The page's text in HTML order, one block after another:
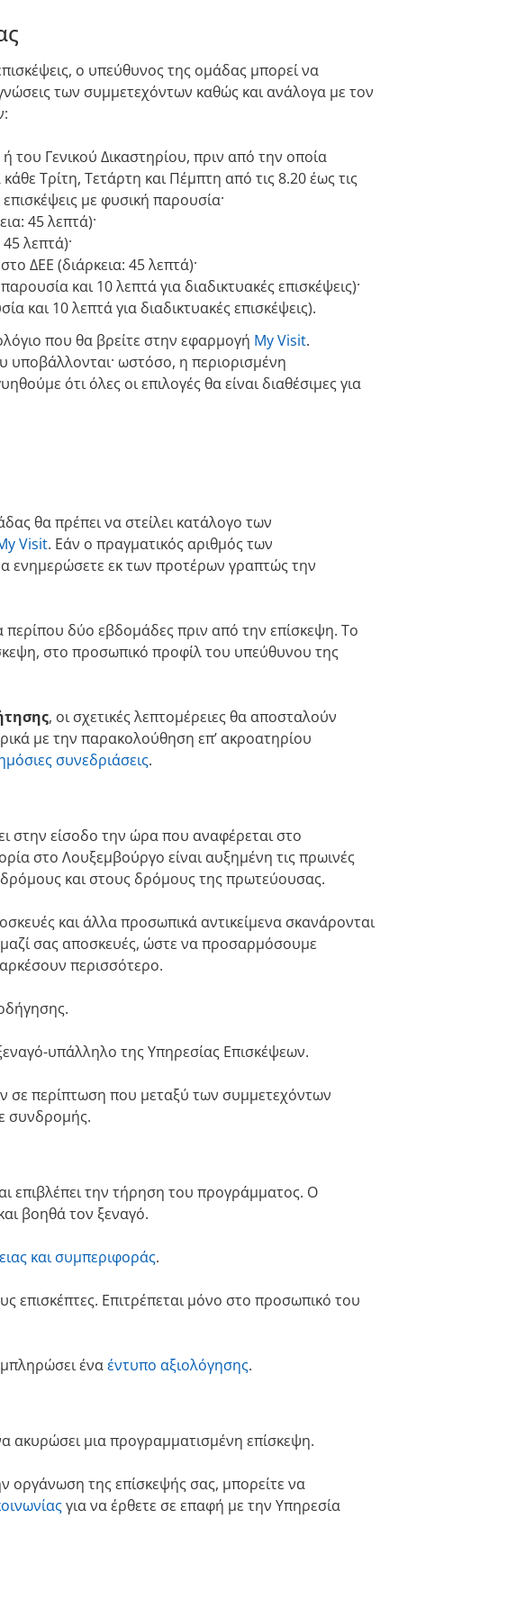
ο υπεύθυνος της ομάδας μπορεί να
των συμμετεχόντων καθώς και ανάλογα με τον
του Γενικού Δικαστηρίου, πριν από την οποία
Τρίτη, Τετάρτη και Πέμπτη από τις 8.20 έως τις
με φυσική παρουσία·
45 λεπτά)·
λεπτά)·
ΔΕΕ (διάρκεια: 45 λεπτά)·
και 10 λεπτά για διαδικτυακές επισκέψεις)·
και 10 λεπτά για διαδικτυακές επισκέψεις).
που θα βρείτε στην εφαρμογή My Visit.
υποβάλλονται· ωστόσο, η περιορισμένη
ότι όλες οι επιλογές θα είναι διαθέσιμες για
θα πρέπει να στείλει κατάλογο των
Visit. Εάν ο πραγματικός αριθμός των
ενημερώσετε εκ των προτέρων γραπτώς την
δύο εβδομάδες πριν από την επίσκεψη. Το
στο προσωπικό προφίλ του υπεύθυνου της
, οι σχετικές λεπτομέρειες θα αποσταλούν
με την παρακολούθηση επ’ ακροατηρίου
συνεδριάσεις.
στην είσοδο την ώρα που αναφέρεται στο
στο Λουξεμβούργο είναι αυξημένη τις πρωινές
και στους δρόμους της πρωτεύουσας.
και άλλα προσωπικά αντικείμενα σκανάρονται
σας αποσκευές, ώστε να προσαρμόσουμε
περισσότερο.
υπάλληλο της Υπηρεσίας Επισκέψεων.
σε περίπτωση που μεταξύ των συμμετεχόντων
συνδρομής.
επιβλέπει την τήρηση του προγράμματος. Ο
βοηθά τον ξεναγό.
και συμπεριφοράς.
επισκέπτες. Επιτρέπεται μόνο στο προσωπικό του
έναέντυπο αξιολόγησης.
ακυρώσει μια προγραμματισμένη επίσκεψη.
οργάνωση της επίσκεψής σας, μπορείτε να
για να έρθετε σε επαφή με την Υπηρεσία